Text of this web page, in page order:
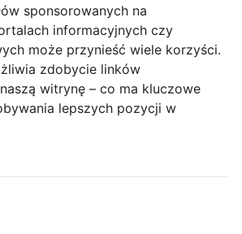
sponsorowanych na
informacyjnych czy
może przynieść wiele korzyści.
zdobycie linków
witrynę – co ma kluczowe
lepszych pozycji w